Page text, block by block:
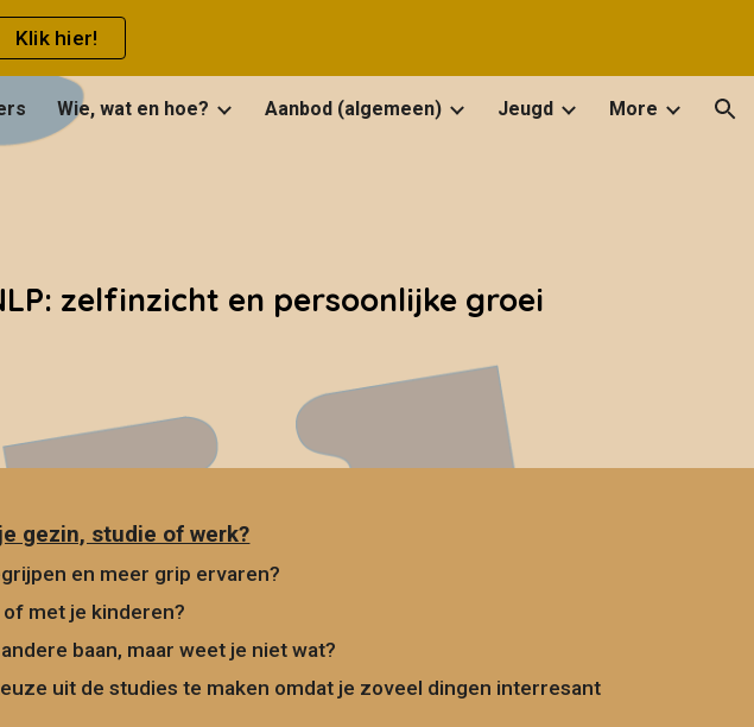
Skip to navigation
Klik hier!
Wie, wat en hoe? Aanbod (algemeen) Jeugd More
zelfinzicht en persoonlijke groei
gezin, studie of werk?
en meer grip ervaren?
of met je kinderen?
baan, maar weet je niet wat?
uit de studies te maken omdat je zoveel dingen interresant